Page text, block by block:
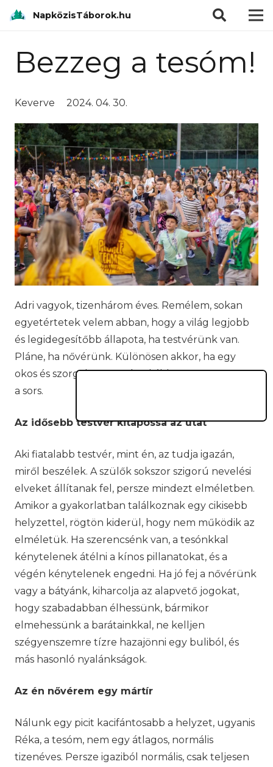
NapközisTáborok.hu
Bezzeg a tesóm!
Keverve 2024. 04. 30.
Adri vagyok, tizenhárom éves. Remélem, sokan
egyetértetek velem abban, hogy a világ legjobb
és legidegesítőbb állapota, ha testvérünk van.
Pláne, ha nővérünk. Különösen akkor, ha egy
okos és szorgalmas nővérrel áldott vagy vert meg
a sors.
Az idősebb testvér kitapossa az utat
Aki fiatalabb testvér, mint én, az tudja igazán,
miről beszélek. A szülők sokszor szigorú nevelési
elveket állítanak fel, persze mindezt elméletben.
Amikor a gyakorlatban találkoznak egy cikisebb
helyzettel, rögtön kiderül, hogy nem működik az
elméletük. Ha szerencsénk van, a tesónkkal
kénytelenek átélni a kínos pillanatokat, és a
végén kénytelenek engedni. Ha jó fej a nővérünk
vagy a bátyánk, kiharcolja az alapvető jogokat,
hogy szabadabban élhessünk, bármikor
elmehessünk a barátainkkal, ne kelljen
szégyenszemre tízre hazajönni egy buliból, és
más hasonló nyalánkságok.
Az én nővérem egy mártír
Nálunk egy picit kacifántosabb a helyzet, ugyanis
Réka, a tesóm, nem egy átlagos, normális
tizenéves. Persze igaziból normális, csak teljesen